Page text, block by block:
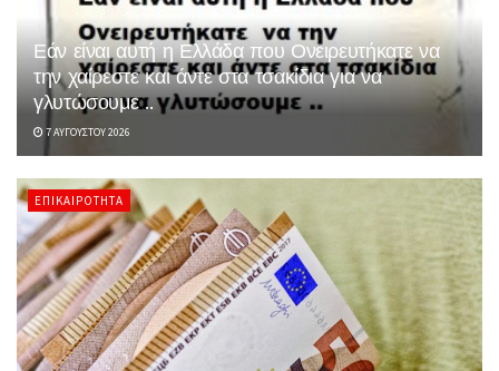
Εάν είναι αυτή η Ελλάδα που Ονειρευτήκατε να
την χαίρεστε και άντε στα τσακίδια για να
γλυτώσουμε ..
7 ΑΥΓΟΎΣΤΟΥ 2026
ΕΠΙΚΑΙΡΌΤΗΤΑ